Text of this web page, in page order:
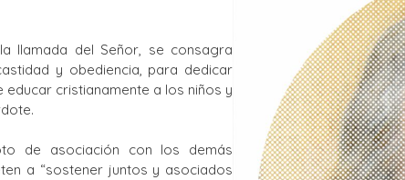
Vocación lasaliana
llamada del Señor, se consagra
y obediencia, para dedicar
cristianamente a los niños y
de asociación con los demás
a “sostener juntos y asociados